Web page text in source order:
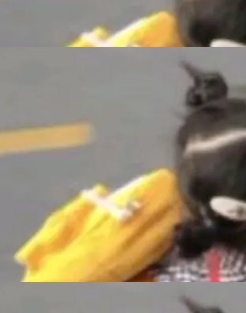
50 元数据支持和直
硬件加速器 AP
万次浏览，连带着 #
8万亿# 上了微博热搜——
一家的消耗。 OpenCode
额度，3T 来自 Go...
布
式发布，这是 NetBSD 操
版本。 自 NetBSD 10.1
例如 VisionFive 2、PINE
。 增强了对 POSIX.1
标准的兼容性。 compat
系统调用的支持，包
实现）、POSIX 消息队
生态的全场景智慧营销平
戏中心，面向游戏行业开
呈现了平台在游戏领域的
高价值用户的全周期经
一体”正循环、再到联运与
闭环，以及面向全球市场
为终端云业务商业化销售负
，游戏开发者的核心诉求
渠道”，而是一套能够持续
成员 B850 AORU
处理器玩家，技嘉X3D系
员——B850 AORUS ELITE
性能平台打造的全新主板
ELITE X3D延续技嘉在X3
累，旨在为游戏玩家带来
选择。 B850 AORUS ELI
发布专员与 AI 审
卡点不是 AI 写得不够
。 好到审查排期从两天的